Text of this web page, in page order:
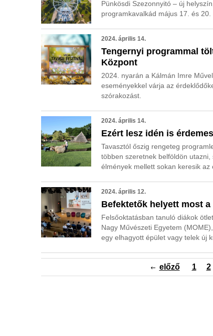
Pünkösdi Szezonnyitó – új
programkavalkád május 17. és
2024. április 14.
Tengernyi programmal
Központ
2024. nyarán a Kálmán Imre
eseményekkel várja az
szórakozást.
2024. április 14.
Ezért lesz idén is
Tavasztól őszig rengeteg
többen szeretnek belföldön
élmények mellett sokan keresik
2024. április 12.
Befektetők helyett most
Felsőoktatásban tanuló diákok
Nagy Művészeti Egyetem
egy elhagyott épület vagy telek új
előző 1 2